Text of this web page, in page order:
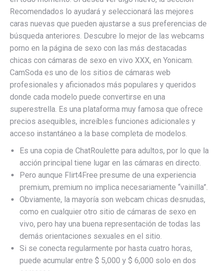
Recomendados lo ayudará y seleccionará las mejores
caras nuevas que pueden ajustarse a sus preferencias de
búsqueda anteriores. Descubre lo mejor de las webcams
porno en la página de sexo con las más destacadas
chicas con cámaras de sexo en vivo XXX, en Yonicam.
CamSoda es uno de los sitios de cámaras web
profesionales y aficionados más populares y queridos
donde cada modelo puede convertirse en una
superestrella. Es una plataforma muy famosa que ofrece
precios asequibles, increíbles funciones adicionales y
acceso instantáneo a la base completa de modelos.
Es una copia de ChatRoulette para adultos, por lo que la
acción principal tiene lugar en las cámaras en directo.
Pero aunque Flirt4Free presume de una experiencia
premium, premium no implica necesariamente “vainilla”.
Obviamente, la mayoría son webcam chicas desnudas,
como en cualquier otro sitio de cámaras de sexo en
vivo, pero hay una buena representación de todas las
demás orientaciones sexuales en el sitio.
Si se conecta regularmente por hasta cuatro horas,
puede acumular entre $ 5,000 y $ 6,000 solo en dos